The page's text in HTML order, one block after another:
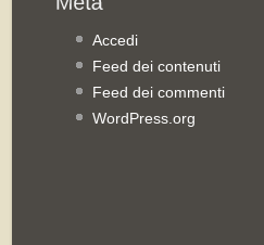
Accedi
Feed dei contenuti
Feed dei commenti
WordPress.org